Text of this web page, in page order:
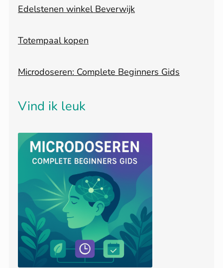
Edelstenen winkel Beverwijk
Totempaal kopen
Microdoseren: Complete Beginners Gids
Vind ik leuk